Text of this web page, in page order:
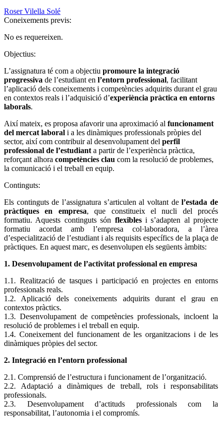
Roser Vilella Solé
Coneixements previs:
No es requereixen.
Objectius:
L’assignatura té com a objectiu promoure la integració
progressiva de l’estudiant en l’entorn professional, facilitant
l’aplicació dels coneixements i competències adquirits durant el grau
en contextos reals i l’adquisició d’experiència pràctica en entorns
laborals.
Així mateix, es proposa afavorir una aproximació al funcionament
del mercat laboral i a les dinàmiques professionals pròpies del
sector, així com contribuir al desenvolupament del perfil
professional de l’estudiant a partir de l’experiència pràctica,
reforçant alhora competències clau com la resolució de problemes,
la comunicació i el treball en equip.
Continguts:
Els continguts de l’assignatura s’articulen al voltant del’estada de
pràctiques en empresa, que constitueix el nucli del procés
formatiu. Aquests continguts són flexiblesi s’adapten al projecte
formatiu acordat amb l’empresa col·laboradora, a l’àrea
d’especialització de l’estudiant i als requisits específics de la plaça de
pràctiques. En aquest marc, es desenvolupen els següents àmbits:
1. Desenvolupament de l’activitat professional en empresa
1.1. Realització de tasques i participació en projectes en entorns
professionals reals.
1.2. Aplicació dels coneixements adquirits durant el grau en
contextos pràctics.
1.3. Desenvolupament de competències professionals, incloent la
resolució de problemes i el treball en equip.
1.4. Coneixement del funcionament de les organitzacions i de les
dinàmiques pròpies del sector.
2. Integració en l’entorn professional
2.1. Comprensió de l’estructura i funcionament de l’organització.
2.2. Adaptació a dinàmiques de treball, rols i responsabilitats
professionals.
2.3. Desenvolupament d’actituds professionals com la
responsabilitat, l’autonomia i el compromís.